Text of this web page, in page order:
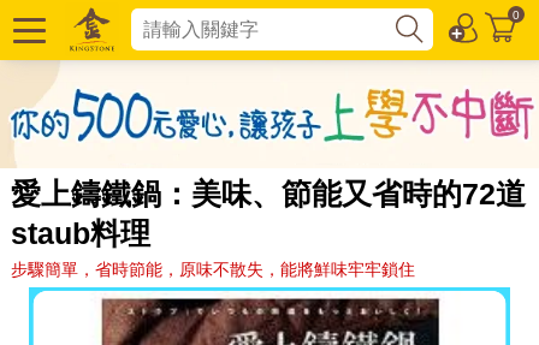
0
愛上鑄鐵鍋：美味、節能又省時的72道
staub料理
步驟簡單，省時節能，原味不散失，能將鮮味牢牢鎖住